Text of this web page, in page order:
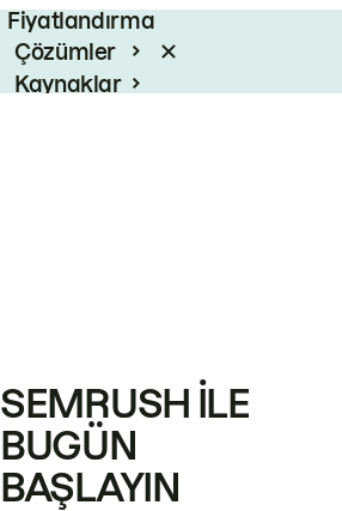
Fiyatlandırma
Çözümler
Kaynaklar
SEMRUSH ILE
BUGÜN
BAŞLAYIN